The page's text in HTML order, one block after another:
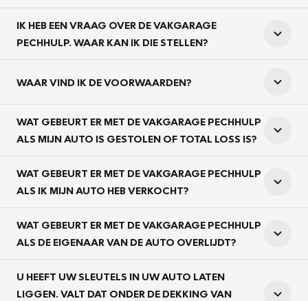
IK HEB EEN VRAAG OVER DE VAKGARAGE
PECHHULP. WAAR KAN IK DIE STELLEN?
WAAR VIND IK DE VOORWAARDEN?
WAT GEBEURT ER MET DE VAKGARAGE PECHHULP
ALS MIJN AUTO IS GESTOLEN OF TOTAL LOSS IS?
WAT GEBEURT ER MET DE VAKGARAGE PECHHULP
ALS IK MIJN AUTO HEB VERKOCHT?
WAT GEBEURT ER MET DE VAKGARAGE PECHHULP
ALS DE EIGENAAR VAN DE AUTO OVERLIJDT?
U HEEFT UW SLEUTELS IN UW AUTO LATEN
LIGGEN. VALT DAT ONDER DE DEKKING VAN